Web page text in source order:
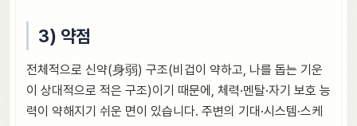
3) 약점
전체적으로 신약(身弱) 구조(비겁이 약하고, 나를 돕는 기운
이 상대적으로 적은 구조)이기 때문에, 체력·멘탈·자기 보호 능
력이 약해지기 쉬운 면이 있습니다. 주변의 기대·시스템·스케